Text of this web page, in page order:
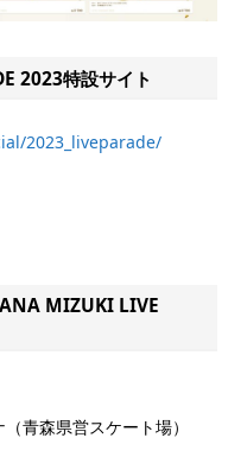
2023特設サイト
2023_liveparade/
MIZUKI LIVE
青森県営スケート場）